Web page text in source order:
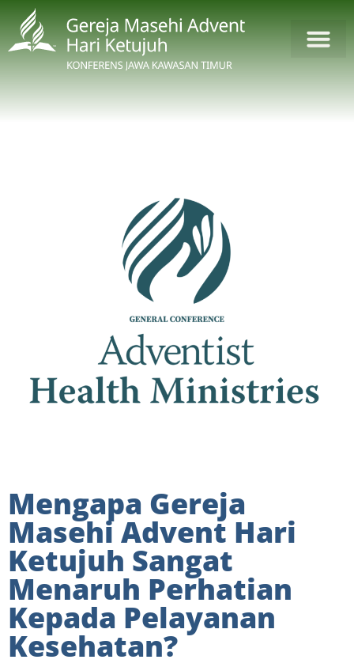
Mengapa Gereja
Masehi Advent Hari
Ketujuh Sangat
Menaruh Perhatian
Kepada Pelayanan
Kesehatan?